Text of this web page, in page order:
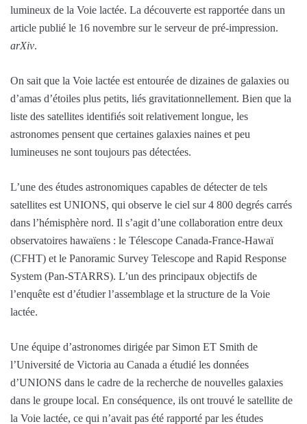
lumineux de la Voie lactée. La découverte est rapportée dans un
article publié le 16 novembre sur le serveur de pré-impression.
arXiv.
On sait que la Voie lactée est entourée de dizaines de galaxies ou
d’amas d’étoiles plus petits, liés gravitationnellement. Bien que la
liste des satellites identifiés soit relativement longue, les
astronomes pensent que certaines galaxies naines et peu
lumineuses ne sont toujours pas détectées.
L’une des études astronomiques capables de détecter de tels
satellites est UNIONS, qui observe le ciel sur 4 800 degrés carrés
dans l’hémisphère nord. Il s’agit d’une collaboration entre deux
observatoires hawaïens : le Télescope Canada-France-Hawaï
(CFHT) et le Panoramic Survey Telescope and Rapid Response
System (Pan-STARRS). L’un des principaux objectifs de
l’enquête est d’étudier l’assemblage et la structure de la Voie
lactée.
Une équipe d’astronomes dirigée par Simon ET Smith de
l’Université de Victoria au Canada a étudié les données
d’UNIONS dans le cadre de la recherche de nouvelles galaxies
dans le groupe local. En conséquence, ils ont trouvé le satellite de
la Voie lactée, ce qui n’avait pas été rapporté par les études